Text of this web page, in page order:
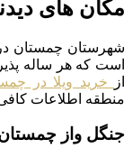
مکان های
شهرستان چمستان در
است که هر ساله
از
خرید ویلا در
منطقه اطلاعات
جنگل واز